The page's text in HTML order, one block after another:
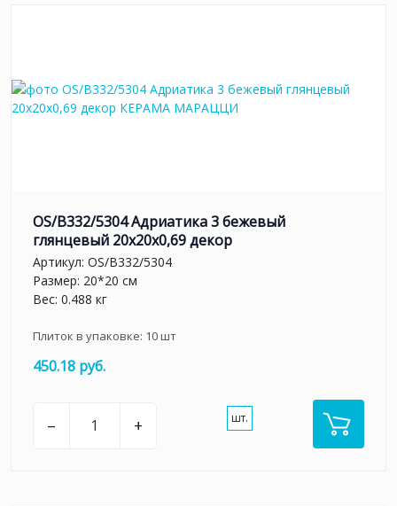
OS/B332/5304 Адриатика 3 бежевый
глянцевый 20x20x0,69 декор
Артикул: OS/B332/5304
Размер: 20*20 см
Вес: 0.488 кг
Плиток в упаковке: 10шт
450.18 руб.
– + шт.